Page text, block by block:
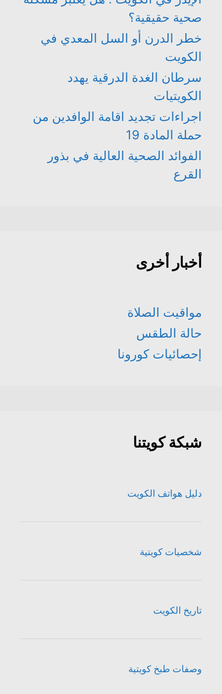
صحية حقيقية؟
خطر الدرن أو السل المعدي في
الكويت
سرطان الغدة الدرقية يهدد
الكويتيات
اجراءات تجديد اقامة الوافدين من
حملة المادة 19
الفوائد الصحية العالية في بذور
القرع
أخبار أخرى
مواقيت الصلاة
حالة الطقس
إحصائيات كورونا
شبكة كويتنا
دليل هواتف الكويت
شخصيات كويتية
تاريخ الكويت
وصفات طبخ كويتية